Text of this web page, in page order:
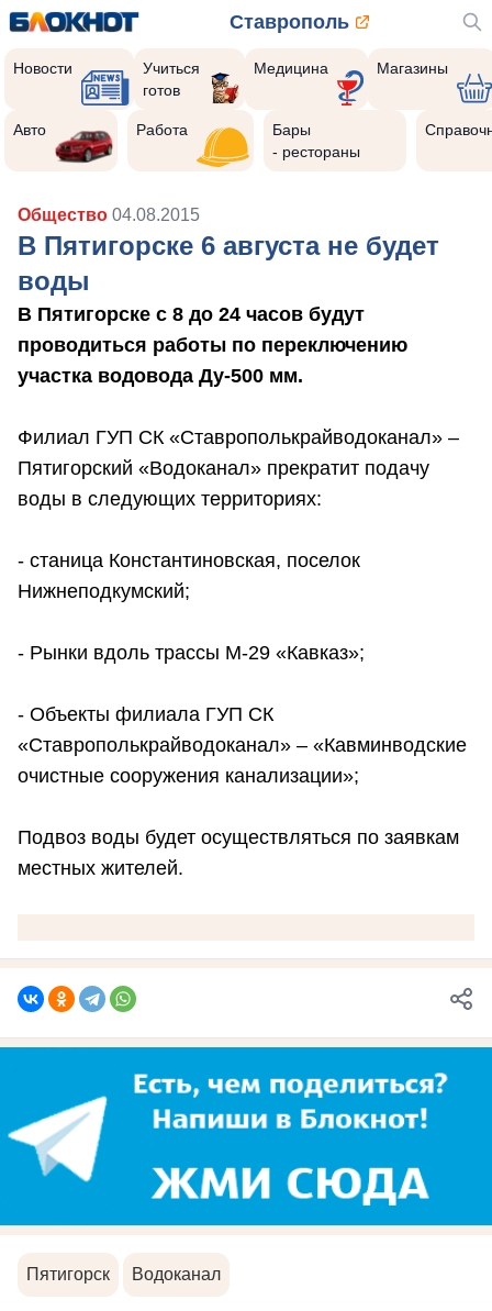
Ставрополь
Новости
Учиться
готов
Медицина Магазины
Авто Работа
Бары
- рестораны
Общество 04.08.2015
В Пятигорске 6 августа не будет
воды
В Пятигорске с 8 до 24 часов будут
проводиться работы по переключению
участка водовода Ду-500 мм.
Филиал ГУП СК «Ставрополькрайводоканал» –
Пятигорский «Водоканал» прекратит подачу
воды в следующих территориях:
- станица Константиновская, поселок
Нижнеподкумский;
- Рынки вдоль трассы М-29 «Кавказ»;
- Объекты филиала ГУП СК
«Ставрополькрайводоканал» – «Кавминводские
очистные сооружения канализации»;
Подвоз воды будет осуществляться по заявкам
местных жителей.
Пятигорск Водоканал